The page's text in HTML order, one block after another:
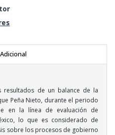
resultados de un balance de la
Peña Nieto, durante el periodo
en la línea de evaluación de
lo que es considerado de
sobre los procesos de gobierno